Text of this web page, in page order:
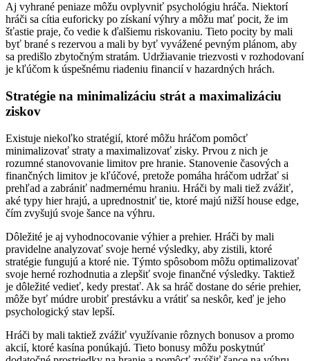
Aj vyhrané peniaze môžu ovplyvniť psychológiu hráča. Niektorí
hráči sa cítia euforicky po získaní výhry a môžu mať pocit, že im
šťastie praje, čo vedie k ďalšiemu riskovaniu. Tieto pocity by mali
byť brané s rezervou a mali by byť vyvážené pevným plánom, aby
sa predišlo zbytočným stratám. Udržiavanie triezvosti v rozhodovaní
je kľúčom k úspešnému riadeniu financií v hazardných hrách.
Stratégie na minimalizáciu strát a maximalizáciu
ziskov
Existuje niekoľko stratégií, ktoré môžu hráčom pomôcť
minimalizovať straty a maximalizovať zisky. Prvou z nich je
rozumné stanovovanie limitov pre hranie. Stanovenie časových a
finančných limitov je kľúčové, pretože pomáha hráčom udržať si
prehľad a zabrániť nadmernému hraniu. Hráči by mali tiež zvážiť,
aké typy hier hrajú, a uprednostniť tie, ktoré majú nižší house edge,
čím zvyšujú svoje šance na výhru.
Dôležité je aj vyhodnocovanie výhier a prehier. Hráči by mali
pravidelne analyzovať svoje herné výsledky, aby zistili, ktoré
stratégie fungujú a ktoré nie. Týmto spôsobom môžu optimalizovať
svoje herné rozhodnutia a zlepšiť svoje finančné výsledky. Taktiež
je dôležité vedieť, kedy prestať. Ak sa hráč dostane do série prehier,
môže byť múdre urobiť prestávku a vrátiť sa neskôr, keď je jeho
psychologický stav lepší.
Hráči by mali taktiež zvážiť využívanie rôznych bonusov a promo
akcií, ktoré kasína ponúkajú. Tieto bonusy môžu poskytnúť